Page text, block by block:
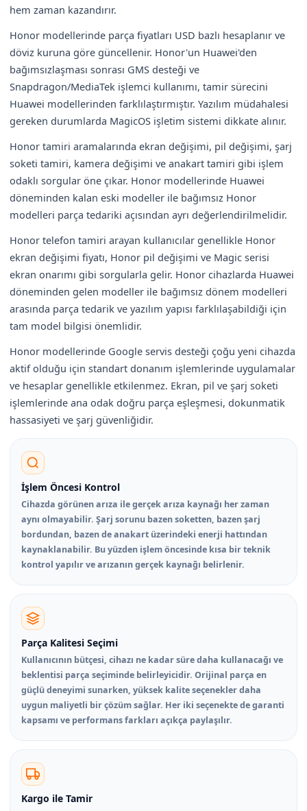
hem zaman kazandırır.
Honor modellerinde parça fiyatları USD bazlı hesaplanır ve
döviz kuruna göre güncellenir. Honor'un Huawei'den
bağımsızlaşması sonrası GMS desteği ve
Snapdragon/MediaTek işlemci kullanımı, tamir sürecini
Huawei modellerinden farklılaştırmıştır. Yazılım müdahalesi
gereken durumlarda MagicOS işletim sistemi dikkate alınır.
Honor tamiri aramalarında ekran değişimi, pil değişimi, şarj
soketi tamiri, kamera değişimi ve anakart tamiri gibi işlem
odaklı sorgular öne çıkar. Honor modellerinde Huawei
döneminden kalan eski modeller ile bağımsız Honor
modelleri parça tedariki açısından ayrı değerlendirilmelidir.
Honor telefon tamiri arayan kullanıcılar genellikle Honor
ekran değişimi fiyatı, Honor pil değişimi ve Magic serisi
ekran onarımı gibi sorgularla gelir. Honor cihazlarda Huawei
döneminden gelen modeller ile bağımsız dönem modelleri
arasında parça tedarik ve yazılım yapısı farklılaşabildiği için
tam model bilgisi önemlidir.
Honor modellerinde Google servis desteği çoğu yeni cihazda
aktif olduğu için standart donanım işlemlerinde uygulamalar
ve hesaplar genellikle etkilenmez. Ekran, pil ve şarj soketi
işlemlerinde ana odak doğru parça eşleşmesi, dokunmatik
hassasiyeti ve şarj güvenliğidir.
İşlem Öncesi Kontrol
Cihazda görünen arıza ile gerçek arıza kaynağı her zaman
aynı olmayabilir. Şarj sorunu bazen soketten, bazen şarj
bordundan, bazen de anakart üzerindeki enerji hattından
kaynaklanabilir. Bu yüzden işlem öncesinde kısa bir teknik
kontrol yapılır ve arızanın gerçek kaynağı belirlenir.
Parça Kalitesi Seçimi
Kullanıcının bütçesi, cihazı ne kadar süre daha kullanacağı ve
beklentisi parça seçiminde belirleyicidir. Orijinal parça en
güçlü deneyimi sunarken, yüksek kalite seçenekler daha
uygun maliyetli bir çözüm sağlar. Her iki seçenekte de garanti
kapsamı ve performans farkları açıkça paylaşılır.
Kargo ile Tamir